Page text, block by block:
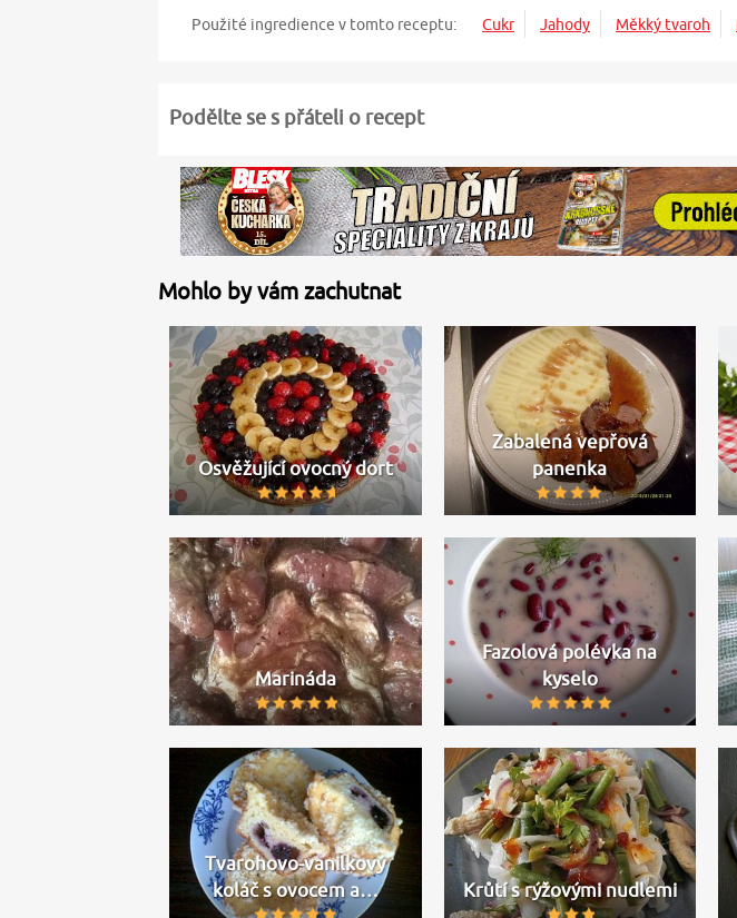
Použité ingredience v tomto receptu: Cukr Jahody Měkký tvaroh
Podělte se s přáteli o recept
Mohlo by vám zachutnat
Osvěžující ovocný dort
Zabalená vepřová
panenka
Marináda
Fazolová polévka na
kyselo
Tvarohovo-vanilkový
koláč s ovocem a…
Krůtí s rýžovými nudlemi